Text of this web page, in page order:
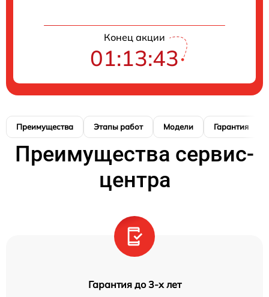
Конец акции
01:13:41
Преимущества Этапы работ Модели Гарантия
Преимущества сервис-
центра
Гарантия до 3-х лет